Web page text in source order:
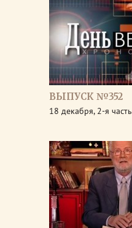
ВЫПУСК №352
18 декабря, 2-я часть